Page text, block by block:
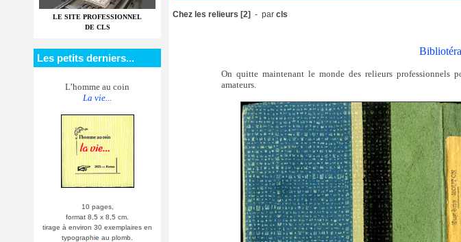
LE SITE PROFESSIONNEL
DE CLS
Les petits derniers...
L’homme au coin
La vie...
10 pages,
format 8,5 x 8,5 cm.
tirage à environ 30 exemplaires en
typographie au plomb.
Chez les relieurs [2] - par cls
On quitte maintenant le monde des relieurs professionnels
amateurs.